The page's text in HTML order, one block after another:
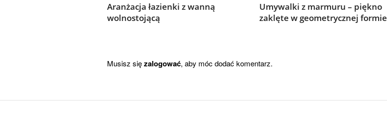
Aranżacja łazienki z wanną
wolnostojącą
Umywalki z marmuru – piękno
zaklęte w geometrycznej formie
Musisz sięzalogować, aby móc dodać komentarz.